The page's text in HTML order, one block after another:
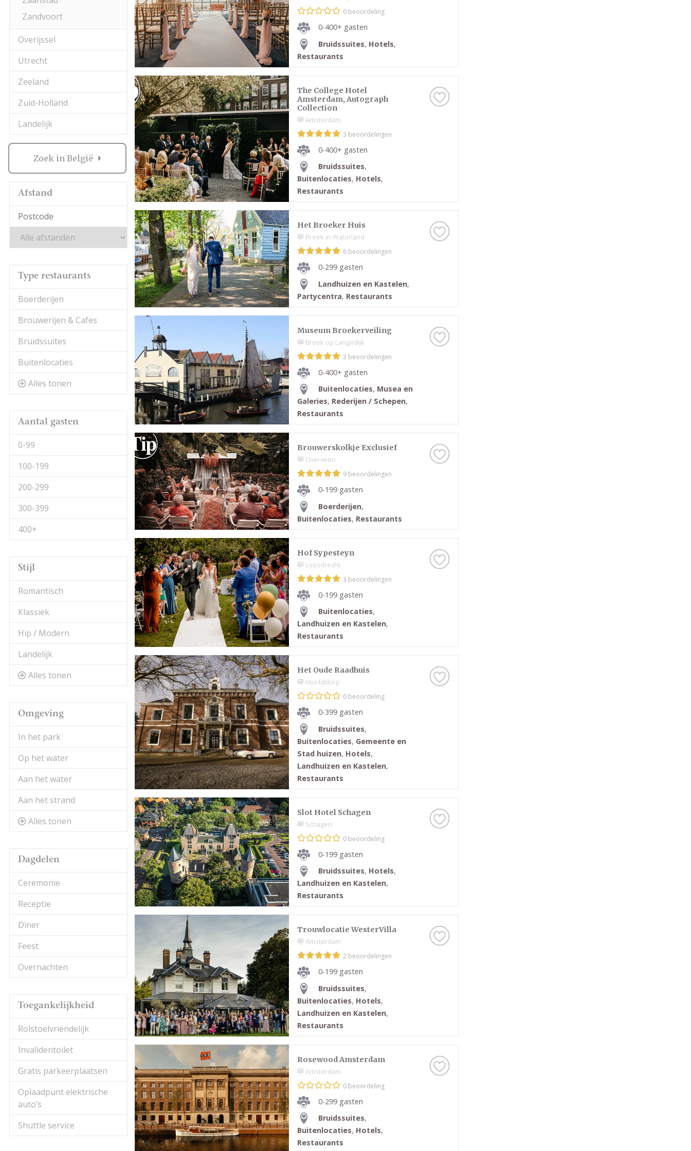
Zandvoort
Overijssel
Utrecht
Zeeland
Zuid-Holland
Landelijk
Zoek in België
Afstand
Type restaurants
Boerderijen
Brouwerijen & Cafes
Bruidssuites
Buitenlocaties
Alles tonen
Aantal gasten
0-99
100-199
200-299
300-399
400+
Stijl
Romantisch
Klassiek
Hip / Modern
Landelijk
Alles tonen
Omgeving
In het park
Op het water
Aan het water
Aan het strand
Alles tonen
Dagdelen
Ceremonie
Receptie
Diner
Feest
Overnachten
Toegankelijkheid
Rolstoelvriendelijk
Invalidentoilet
Gratis parkeerplaatsen
Oplaadpunt elektrische
auto’s
Shuttle service
0 beoordeling
0-400+ gasten
Bruidssuites, Hotels,
Restaurants
The College Hotel
Amsterdam, Autograph
Collection
Amsterdam
3 beoordelingen
0-400+ gasten
Bruidssuites,
Buitenlocaties, Hotels,
Restaurants
Het Broeker Huis
Broek in Waterland
6 beoordelingen
0-299 gasten
Landhuizen en Kastelen,
Partycentra, Restaurants
Museum Broekerveiling
Broek op Langedijk
3 beoordelingen
0-400+ gasten
Buitenlocaties, Musea en
Galeries, Rederijen / Schepen,
Restaurants
Brouwerskolkje Exclusief
Overveen
9 beoordelingen
0-199 gasten
Boerderijen,
Buitenlocaties, Restaurants
Hof Sypesteyn
Loosdrecht
3 beoordelingen
0-199 gasten
Buitenlocaties,
Landhuizen en Kastelen,
Restaurants
Het Oude Raadhuis
Hoofddorp
0 beoordeling
0-399 gasten
Bruidssuites,
Buitenlocaties, Gemeente en
Stad huizen, Hotels,
Landhuizen en Kastelen,
Restaurants
Slot Hotel Schagen
Schagen
0 beoordeling
0-199 gasten
Bruidssuites, Hotels,
Landhuizen en Kastelen,
Restaurants
Trouwlocatie WesterVilla
Amsterdam
2 beoordelingen
0-199 gasten
Bruidssuites,
Buitenlocaties, Hotels,
Landhuizen en Kastelen,
Restaurants
Rosewood Amsterdam
Amsterdam
0 beoordeling
0-299 gasten
Bruidssuites,
Buitenlocaties, Hotels,
Restaurants